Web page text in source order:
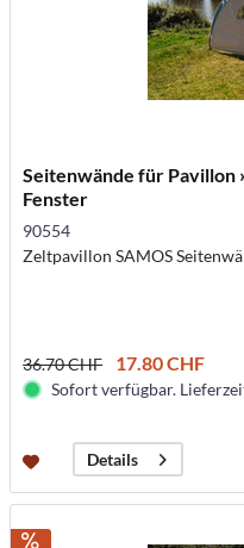
Seitenwände für Pavillon
Fenster
90554
Zeltpavillon SAMOS
36.70 CHF 17.80 CHF
Sofort verfügbar.
Details